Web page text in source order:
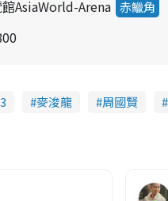
AsiaWorld-Arena 赤鱲角
麥浚龍 周國賢